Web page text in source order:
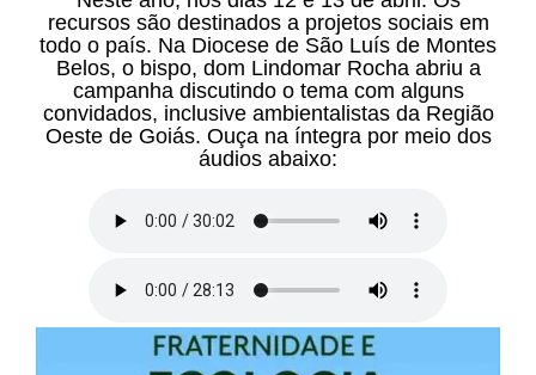
recursos são destinados a projetos sociais em
todo o país. Na Diocese de São Luís de Montes
Belos, o bispo, dom Lindomar Rocha abriu a
campanha discutindo o tema com alguns
convidados, inclusive ambientalistas da Região
Oeste de Goiás. Ouça na íntegra por meio dos
áudios abaixo: